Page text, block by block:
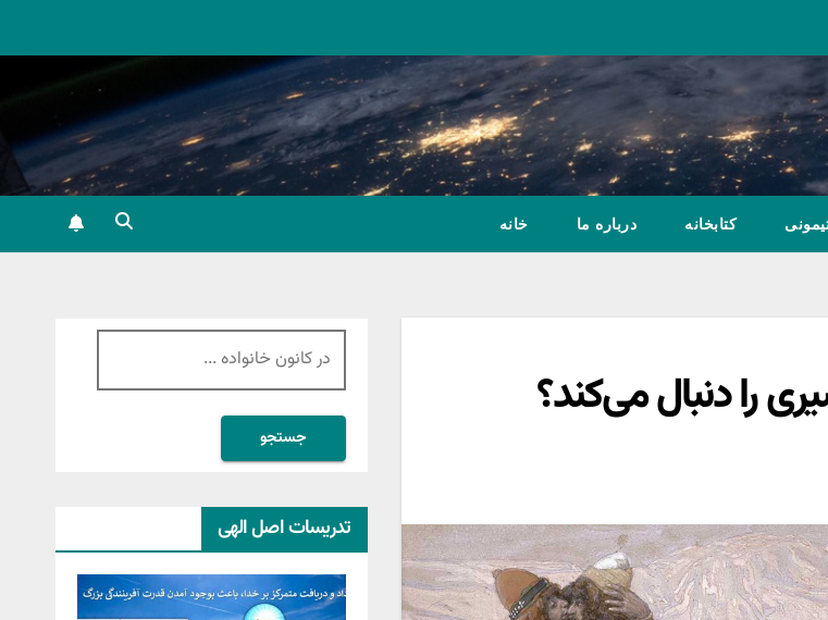
کتابخانه درباره ما خانه
را دنبال می‌کند؟
جستجو
برای:
تدریسات اصل الهی